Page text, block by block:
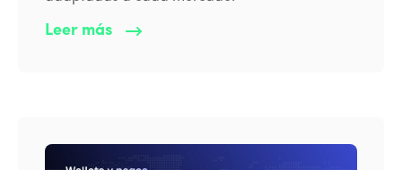
Leer más